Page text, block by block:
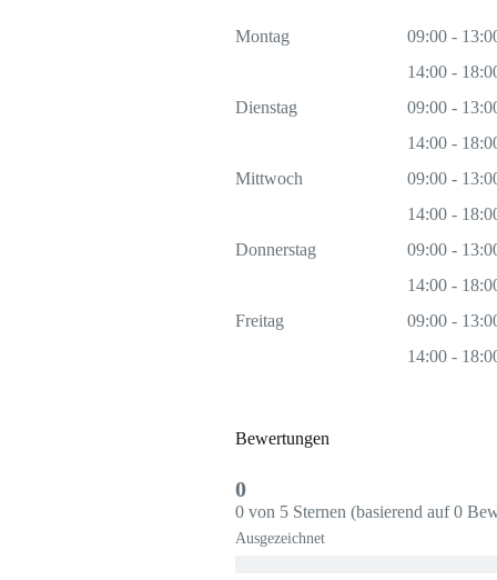
Montag
09:00 -
14:00 -
Dienstag
09:00 -
14:00 -
Mittwoch
09:00 -
14:00 -
Donnerstag
09:00 -
14:00 -
Freitag
09:00 -
14:00 -
Bewertungen
0
0 von 5 Sternen (basierend auf 0
Ausgezeichnet